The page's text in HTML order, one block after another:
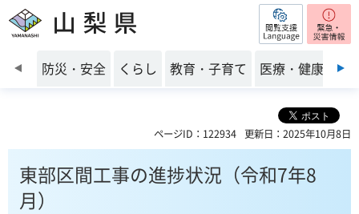
山梨県 閲覧支援
前のスライドを表示
防災・安全 くらし 教育・子育て 医療・健康・福
ページID：122934 更新日：2025年10月8日
東部区間工事の進捗状況（令和7年8
月）